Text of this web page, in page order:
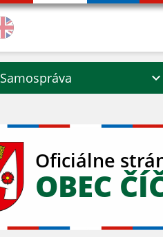
Samospráva
Oficiálne
OBEC